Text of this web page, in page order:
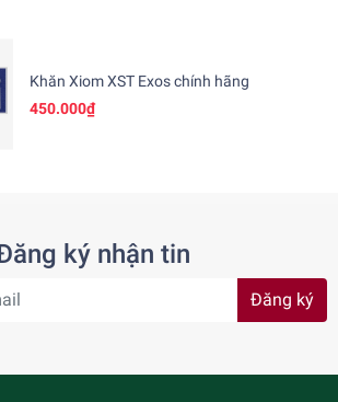
Khăn Xiom XST Exos chính hãng
450.000₫
ký nhận tin
Đăng ký